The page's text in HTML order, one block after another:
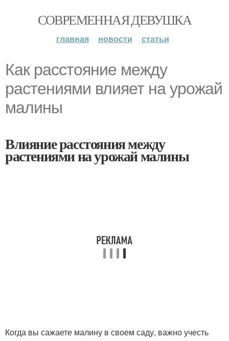
СОВРЕМЕННАЯ ДЕВУШКА
главная новости статьи
Как расстояние между
растениями влияет на урожай
малины
Влияние расстояния между
растениями на урожай малины
Когда вы сажаете малину в своем саду, важно учесть